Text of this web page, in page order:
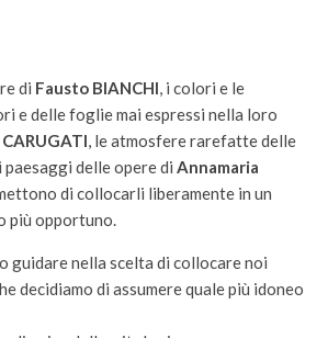
di Fausto BIANCHI, i colori e le
e delle foglie mai espressi nella loro
, le atmosfere rarefatte delle
delle opere di Annamaria
di collocarli liberamente in un
più opportuno.
guidare nella scelta di collocare noi
decidiamo di assumere quale più idoneo